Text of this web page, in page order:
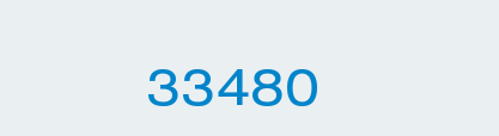
35520